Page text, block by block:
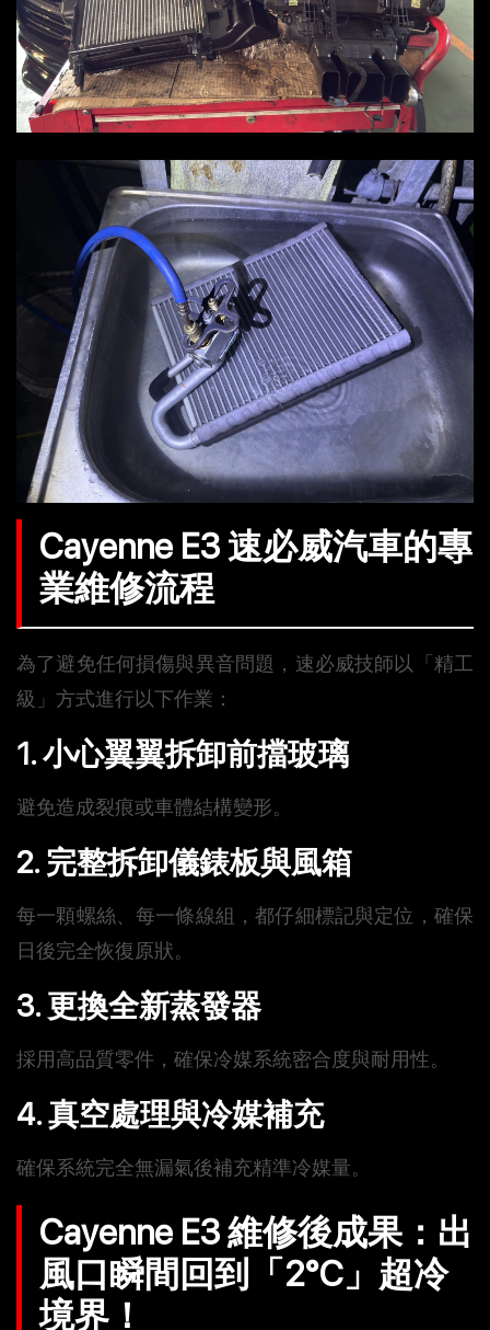
Cayenne E3 速必威汽車的專
業維修流程
為了避免任何損傷與異音問題，速必威技師以「精工
級」方式進行以下作業：
1. 小心翼翼拆卸前擋玻璃
避免造成裂痕或車體結構變形。
2. 完整拆卸儀錶板與風箱
每一顆螺絲、每一條線組，都仔細標記與定位，確保
日後完全恢復原狀。
3. 更換全新蒸發器
採用高品質零件，確保冷媒系統密合度與耐用性。
4. 真空處理與冷媒補充
確保系統完全無漏氣後補充精準冷媒量。
Cayenne E3 維修後成果：出
風口瞬間回到「2°C」超冷
境界！